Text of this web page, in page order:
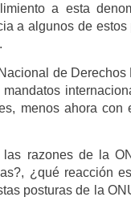
a esta
a algunos de
de
menos ahora
razones de la
¿qué reacción
posturas de la